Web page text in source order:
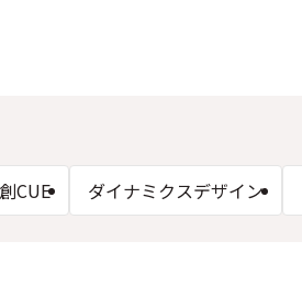
CUE ダイナミクスデザイン